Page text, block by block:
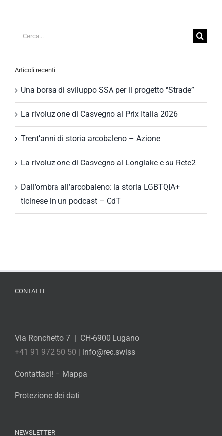
Cerca
Articoli recenti
Una borsa di sviluppo SSA per il progetto “Strade”
La rivoluzione di Casvegno al Prix Italia 2026
Trent’anni di storia arcobaleno – Azione
La rivoluzione di Casvegno al Longlake e su Rete2
Dall’ombra all’arcobaleno: la storia LGBTQIA+
ticinese in un podcast – CdT
CONTATTI
Via Ronchetto 7 | CH-6900 Lugano
+41 91 972 50 50 | info@rec.swiss
Contattaci! – Mappa
Protezione dei dati
NEWSLETTER